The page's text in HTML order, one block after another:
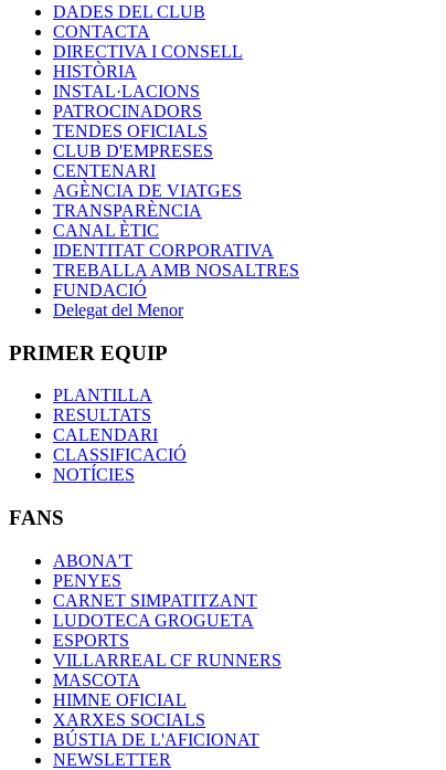
DADES DEL CLUB
CONTACTA
DIRECTIVA I CONSELL
HISTÒRIA
INSTAL·LACIONS
PATROCINADORS
TENDES OFICIALS
CLUB D'EMPRESES
CENTENARI
AGÈNCIA DE VIATGES
TRANSPARÈNCIA
CANAL ÈTIC
IDENTITAT CORPORATIVA
TREBALLA AMB NOSALTRES
FUNDACIÓ
Delegat del Menor
PRIMER EQUIP
PLANTILLA
RESULTATS
CALENDARI
CLASSIFICACIÓ
NOTÍCIES
FANS
ABONA'T
PENYES
CARNET SIMPATITZANT
LUDOTECA GROGUETA
ESPORTS
VILLARREAL CF RUNNERS
MASCOTA
HIMNE OFICIAL
XARXES SOCIALS
BÚSTIA DE L'AFICIONAT
NEWSLETTER